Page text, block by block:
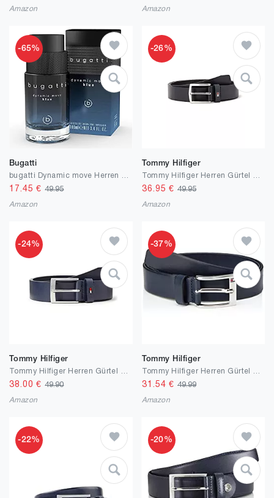
Amazon Amazon
-65%
Bugatti
17.45 €49.95
Amazon
-26%
Tommy Hilfiger
36.95 € 49.95
Amazon
-24%
Tommy Hilfiger
38.00 €49.90
Amazon
-37%
Tommy Hilfiger
31.54 € 49.99
Amazon
-22% -20%